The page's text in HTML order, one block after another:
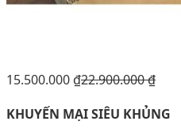
15.500.000 ₫22.900.000₫
KHUYẾN MẠI SIÊU KHỦNG